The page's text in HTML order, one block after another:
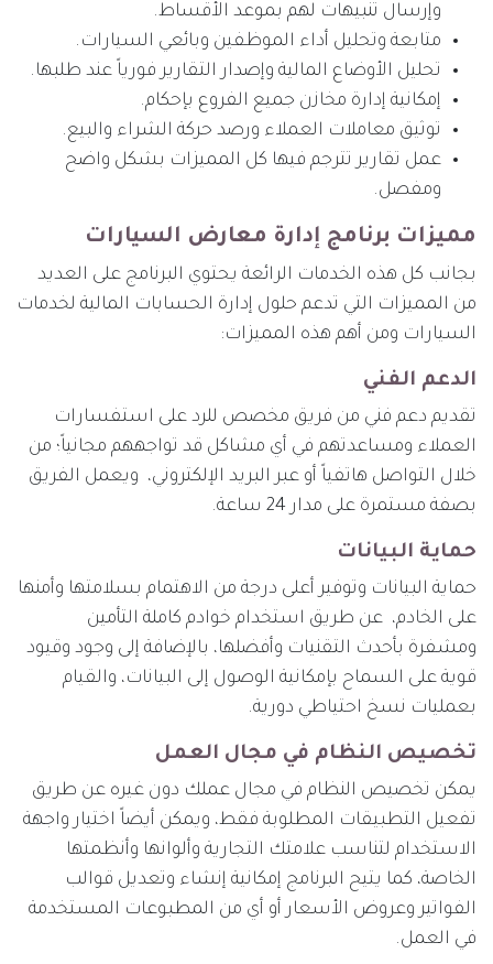
وإرسال تنبيهات لهم بموعد الأقساط.
متابعة وتحليل أداء الموظفين وبائعي السيارات.
تحليل الأوضاع المالية وإصدار التقارير فورياً عند طلبها.
إمكانية إدارة مخازن جميع الفروع بإحكام.
توثيق معاملات العملاء ورصد حركة الشراء والبيع.
عمل تقارير تترجم فيها كل المميزات بشكل واضح
ومفصل.
مميزات برنامج إدارة معارض السيارات
بجانب كل هذه الخدمات الرائعة يحتوي البرنامج على العديد
من المميزات التي تدعم حلول إدارة الحسابات المالية لخدمات
السيارات ومن أهم هذه المميزات:
الدعم الفني
تقديم دعم فني من فريق مخصص للرد على استفسارات
العملاء ومساعدتهم في أي مشاكل قد تواجههم مجانياً؛ من
خلال التواصل هاتفياً أو عبر البريد الإلكتروني، ويعمل الفريق
بصفة مستمرة على مدار 24 ساعة.
حماية البيانات
حماية البيانات وتوفير أعلى درجة من الاهتمام بسلامتها وأمنها
على الخادم، عن طريق استخدام خوادم كاملة التأمين
ومشفرة بأحدث التقنيات وأفضلها، بالإضافة إلى وجود وقيود
قوية على السماح بإمكانية الوصول إلى البيانات، والقيام
بعمليات نسخ احتياطي دورية.
تخصيص النظام في مجال العمل
يمكن تخصيص النظام في مجال عملك دون غيره عن طريق
تفعيل التطبيقات المطلوبة فقط، ويمكن أيضاً اختيار واجهة
الاستخدام لتناسب علامتك التجارية وألوانها وأنظمتها
الخاصة، كما يتيح البرنامج إمكانية إنشاء وتعديل قوالب
الفواتير وعروض الأسعار أو أي من المطبوعات المستخدمة
في العمل.